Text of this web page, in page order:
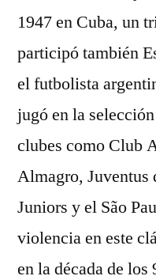
1947 en Cuba, un
participó también
el futbolista
jugó en la
clubes como Club
Almagro, Juventus
Juniors y el São
violencia en este
en la década de